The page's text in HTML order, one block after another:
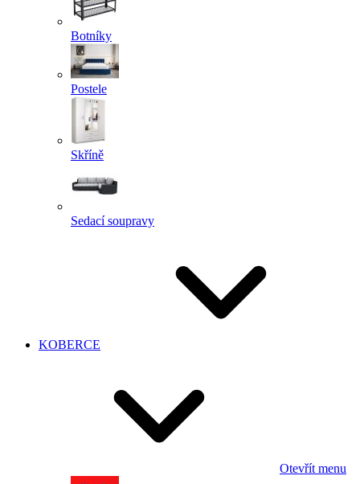
Botníky
Postele
Skříně
Sedací soupravy
KOBERCE
Otevřít menu